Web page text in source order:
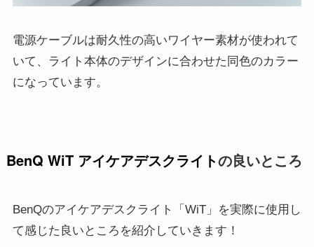
電源ケーブルは耐久性の高いワイヤー素材が使われて
いて、ライト本体のデザインに合わせた同色のカラー
になっています。
BenQ WiT アイケアデスクライトの良いところ
BenQのアイケアデスクライト「WiT」を実際に使用し
て感じた良いところを紹介していきます！